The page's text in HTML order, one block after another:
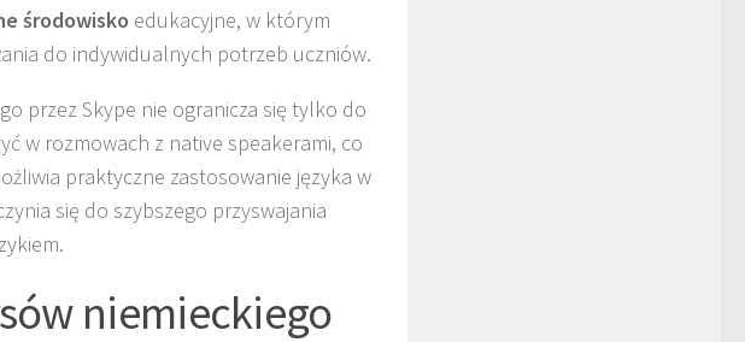
środowisko edukacyjne, w którym
do indywidualnych potrzeb uczniów.
przez Skype nie ogranicza się tylko do
w rozmowach z native speakerami, co
praktyczne zastosowanie języka w
się do szybszego przyswajania
niemieckiego